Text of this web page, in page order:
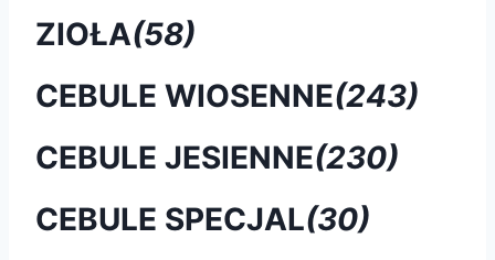
ZIOŁA(58)
CEBULE WIOSENNE(243)
CEBULE JESIENNE(230)
CEBULE SPECJAL(30)